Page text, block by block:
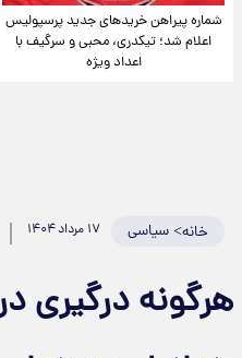
شماره پیراهن خریدهای جدید پرسپولیس
اعلام شد؛ تیکدری، محبی و سرگیف با
اعداد ویژه
خانه>سیاسی ۱۷ مرداد ۱۴۰۴
هرگونه درگیری